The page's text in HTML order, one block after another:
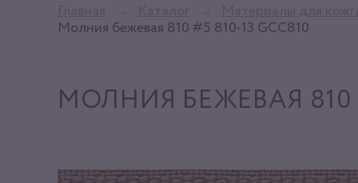
Молния бежевая 810 #5 810-13 GCC810
МОЛНИЯ БЕЖЕВАЯ 810